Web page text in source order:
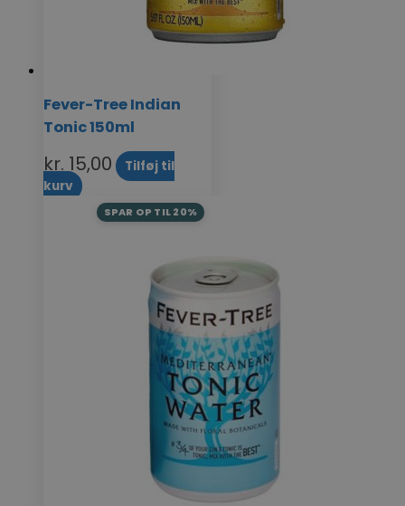
Fever-Tree Indian
Tonic 150ml
kr. 15,00
Tilføj til
kurv
SPAR OP TIL 20%